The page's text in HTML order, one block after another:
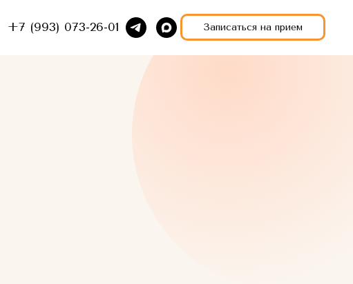
+7 (993) 073-26-01 Записаться на прием